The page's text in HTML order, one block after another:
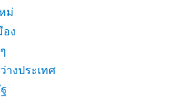
ม่
อง
างประเทศ